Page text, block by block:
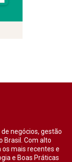
negócios, gestão
Brasil. Com alto
mais recentes e
e Boas Práticas